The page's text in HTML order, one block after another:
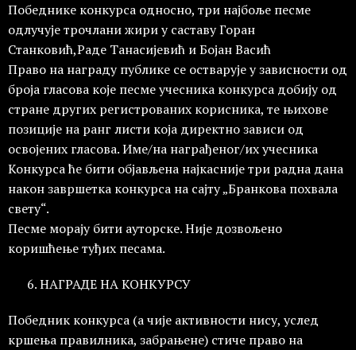
Победнике конкурса односно, три најбоље песме
одлучује трочлани жири у саставу Горан
Станковић,Раде Танасијевић и Бојан Васић
Право на награду публике се остварује у зависности од
броја гласова које песме учесника конкурса добију од
стране других регистрованих корисника, те њихове
позиције на ранг листи која директно зависи од
освојених гласова. Име/на награђеног/их учесника
Конкурса ће бити објављена најкасније три радна дана
након завршетка конкурса на сајту „Бранкова похвала
свету“.
Песме морају бити ауторске. Није дозвољено
коришћење туђих песама.
НАГРАДЕ НА КОНКУРСУ
Победник конкурса (а чије активности нису, услед
кршења правилника, забрањене) стиче право на